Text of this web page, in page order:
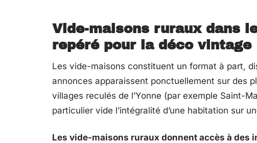
Vide-maisons ruraux dans
repéré pour la déco vintage
Les vide-maisons constituent un format à part,
annonces apparaissent ponctuellement sur des
villages reculés de l’Yonne (par exemple Saint-
particulier vide l’intégralité d’une habitation sur
Les vide-maisons ruraux donnent accès à des